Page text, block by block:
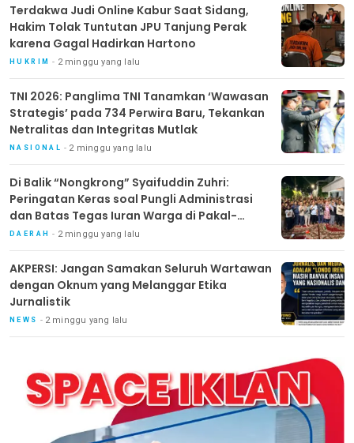
Terdakwa Judi Online Kabur Saat Sidang,
Hakim Tolak Tuntutan JPU Tanjung Perak
karena Gagal Hadirkan Hartono
HUKRIM 2 minggu yang lalu
TNI 2026: Panglima TNI Tanamkan ‘Wawasan
Strategis’ pada 734 Perwira Baru, Tekankan
Netralitas dan Integritas Mutlak
NASIONAL 2 minggu yang lalu
Di Balik “Nongkrong” Syaifuddin Zuhri:
Peringatan Keras soal Pungli Administrasi
dan Batas Tegas Iuran Warga di Pakal-
Benowo
DAERAH 2 minggu yang lalu
AKPERSI: Jangan Samakan Seluruh Wartawan
dengan Oknum yang Melanggar Etika
Jurnalistik
NEWS 2 minggu yang lalu